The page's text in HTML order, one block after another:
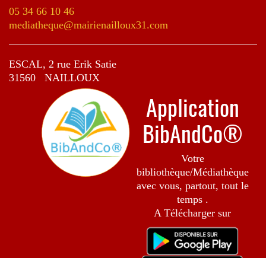
05 34 66 10 46
mediatheque@mairienailloux31.com
ESCAL, 2 rue Erik Satie
31560 NAILLOUX
Application
BibAndCo®
Votre
bibliothèque/Médiathèque
avec vous, partout, tout le
temps .
A Télécharger sur